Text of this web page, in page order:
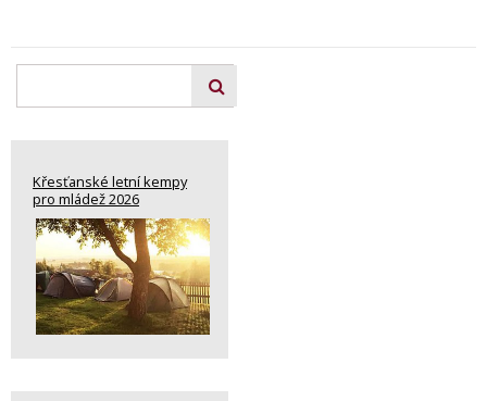
Křesťanské letní kempy
pro mládež 2026